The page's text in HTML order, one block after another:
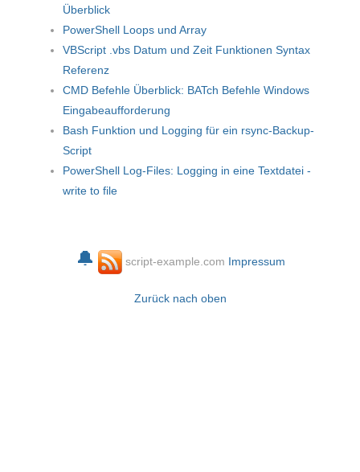
Überblick
PowerShell Loops und Array
VBScript .vbs Datum und Zeit Funktionen Syntax
Referenz
CMD Befehle Überblick: BATch Befehle Windows
Eingabeaufforderung
Bash Funktion und Logging für ein rsync-Backup-
Script
PowerShell Log-Files: Logging in eine Textdatei -
write to file
🔔 script-example.com Impressum
Zurück nach oben